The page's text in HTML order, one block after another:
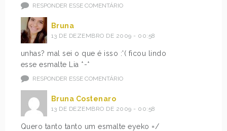
RESPONDER ESSE COMENTÁRIO
Bruna
13 DE DEZEMBRO DE 2009 - 00:58
unhas? mal sei o que é isso :'( ficou lindo
esse esmalte Lia *-*
RESPONDER ESSE COMENTÁRIO
Bruna Costenaro
13 DE DEZEMBRO DE 2009 - 00:58
Quero tanto tanto um esmalte eyeko =/